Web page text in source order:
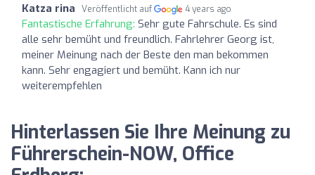
Katza rina Veröffentlicht auf 4 years ago
Fantastische Erfahrung: Sehr gute Fahrschule. Es sind
alle sehr bemüht und freundlich. Fahrlehrer Georg ist,
meiner Meinung nach der Beste den man bekommen
kann. Sehr engagiert und bemüht. Kann ich nur
weiterempfehlen
Hinterlassen Sie Ihre Meinung zu
Führerschein-NOW, Office